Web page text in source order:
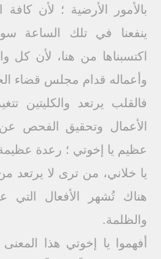
بالأمور الأرضية ؛ لأن كافة
ينفعنا في تلك الساعة
اكتسبناها من هنا، لأن كل
وأعماله قدام مجلس قضاء
فالقلب يرتعد والكليتين
الأعمال وتحقيق الفحص
عظيم يا إخوتي ؛ رعدة
يا خلاني، من ترى لا يرتعد
هناك تُشهر الأفعال
والظلمة.
أفهموا يا إخوتي هذا